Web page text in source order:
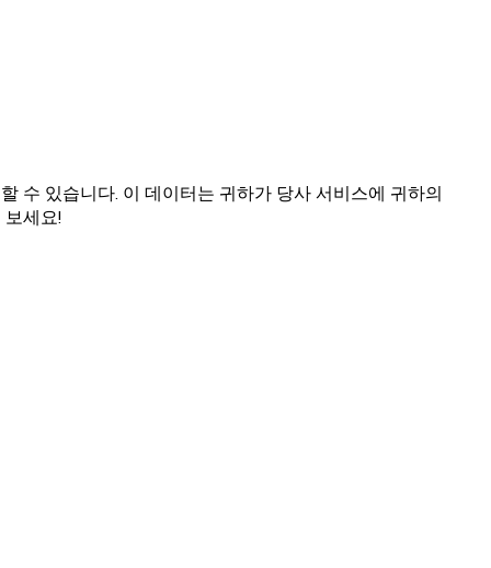
수 있습니다. 이 데이터는 귀하가 당사 서비스에 귀하의
세요!